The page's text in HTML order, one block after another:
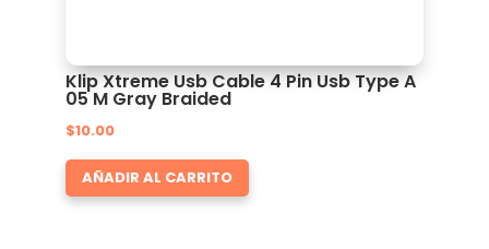
Klip Xtreme Usb Cable 4 Pin Usb Type A
05 M Gray Braided
$10.00
AÑADIR AL CARRITO